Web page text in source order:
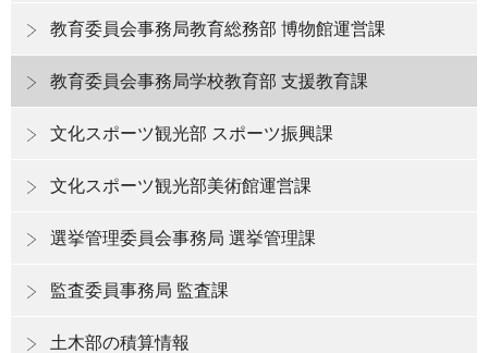
教育委員会事務局教育総務部 博物館運営課
教育委員会事務局学校教育部 支援教育課
文化スポーツ観光部 スポーツ振興課
文化スポーツ観光部美術館運営課
選挙管理委員会事務局 選挙管理課
監査委員事務局 監査課
土木部の積算情報